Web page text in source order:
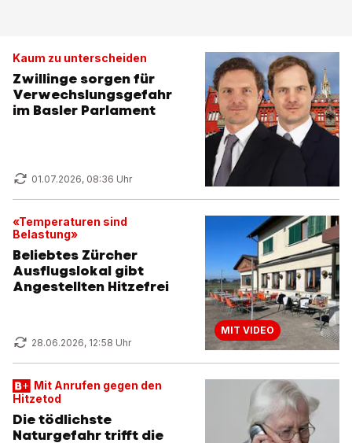
Kaum zu unterscheiden
Zwillinge sorgen für
Verwechslungsgefahr
im Basler Parlament
01.07.2026, 08:36 Uhr
«Temperaturen sind
Belastung»
Beliebtes Zürcher
Ausflugslokal gibt
Angestellten Hitzefrei
28.06.2026, 12:58 Uhr
MIT VIDEO
Mit Anrufen gegen den
Hitzetod
Die tödlichste
Naturgefahr trifft die